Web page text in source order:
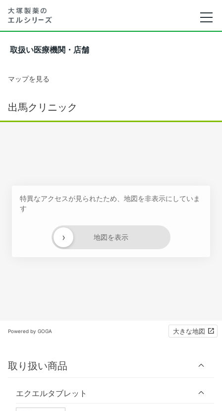
取扱い医療機関・店舗
マップを見る
出馬クリニック
特異なアクセスが見られたため、地図を非表示にしていま
す
地図を表示
›
Powered by GOGA 大きな地図
取り扱い商品
エクエルタブレット